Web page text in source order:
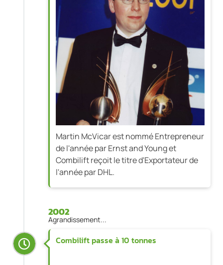
Martin McVicar est nommé Entrepreneur
de l'année par Ernst and Young et
Combilift reçoit le titre d'Exportateur de
l'année par DHL.
2002
Agrandissement...
Combilift passe à 10 tonnes